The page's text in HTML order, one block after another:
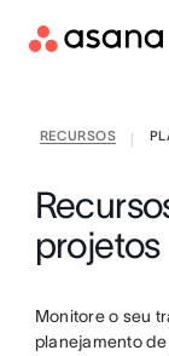
RECURSOS
projetos
Monitore o seu
planejamento